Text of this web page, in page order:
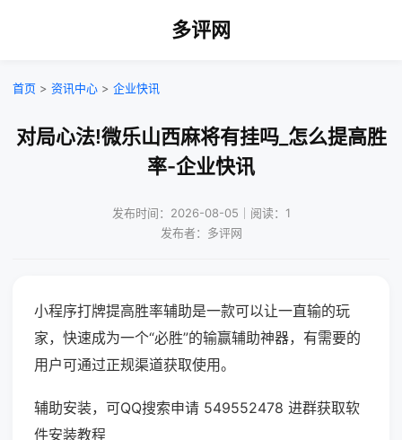
多评网
首页 > 资讯中心 > 企业快讯
对局心法!微乐山西麻将有挂吗_怎么提高胜
率-企业快讯
发布时间：2026-08-05｜阅读：1
发布者：多评网
小程序打牌提高胜率辅助是一款可以让一直输的玩
家，快速成为一个“必胜”的输赢辅助神器，有需要的
用户可通过正规渠道获取使用。
辅助安装，可QQ搜索申请 549552478 进群获取软
件安装教程